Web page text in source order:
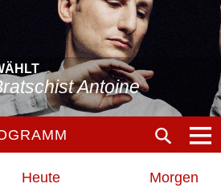
Antoine
Heute Morgen